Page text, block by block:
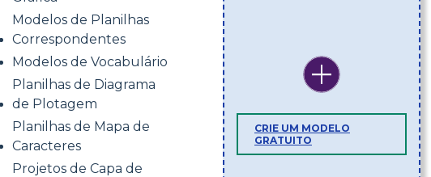
Modelos de Planilhas
Correspondentes
Modelos de Vocabulário
Planilhas de Diagrama
de Plotagem
Planilhas de Mapa de
Caracteres
Projetos de Capa de
CRIE UM MODELO
GRATUITO